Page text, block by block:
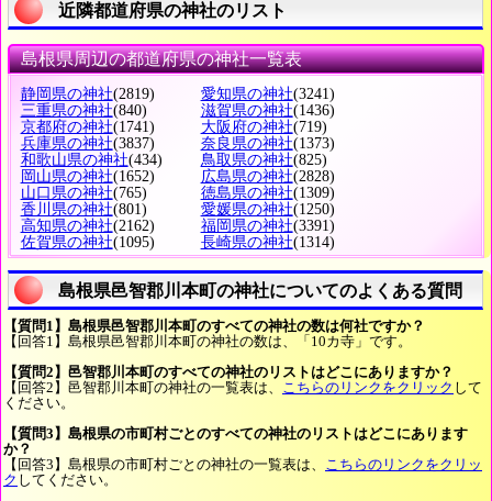
近隣都道府県の神社のリスト
島根県周辺の都道府県の神社一覧表
静岡県の神社(2819) 愛知県の神社(3241)
三重県の神社(840) 滋賀県の神社(1436)
京都府の神社(1741) 大阪府の神社(719)
兵庫県の神社(3837) 奈良県の神社(1373)
和歌山県の神社(434) 鳥取県の神社(825)
岡山県の神社(1652) 広島県の神社(2828)
山口県の神社(765) 徳島県の神社(1309)
香川県の神社(801) 愛媛県の神社(1250)
高知県の神社(2162) 福岡県の神社(3391)
佐賀県の神社(1095) 長崎県の神社(1314)
島根県邑智郡川本町の神社についてのよくある質問
【質問1】島根県邑智郡川本町のすべての神社の数は何社ですか？
【回答1】島根県邑智郡川本町の神社の数は、「10カ寺」です。
【質問2】邑智郡川本町のすべての神社のリストはどこにありますか？
【回答2】邑智郡川本町の神社の一覧表は、 こちらのリンクをクリック して
ください。
【質問3】島根県の市町村ごとのすべての神社のリストはどこにあります
か？
【回答3】島根県の市町村ごとの神社の一覧表は、 こちらのリンクをクリッ
ク してください。